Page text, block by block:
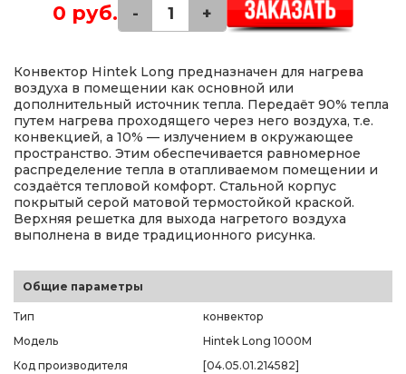
0 руб. - +
Конвектор Hintek Long предназначен для нагрева
воздуха в помещении как основной или
дополнительный источник тепла. Передаёт 90% тепла
путем нагрева проходящего через него воздуха, т.е.
конвекцией, а 10% — излучением в окружающее
пространство. Этим обеспечивается равномерное
распределение тепла в отапливаемом помещении и
создаётся тепловой комфорт. Стальной корпус
покрытый серой матовой термостойкой краской.
Верхняя решетка для выхода нагретого воздуха
выполнена в виде традиционного рисунка.
Общие параметры
Тип
конвектор
Модель
Hintek Long 1000M
Код производителя
[04.05.01.214582]